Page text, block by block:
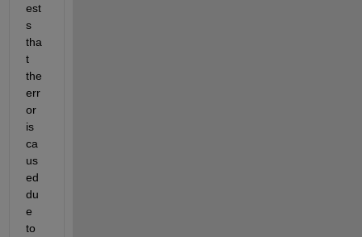
est
s
tha
t
the
err
or
is
ca
us
ed
du
e
to